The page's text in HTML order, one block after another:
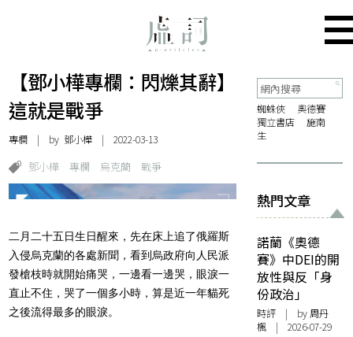
【鄧小樺專欄：閃爍其辭】
這就是戰爭
專欄 | by鄧小樺 | 2022-03-13
鄧小樺 專欄 烏克蘭 戰爭
二月二十五日生日醒來，先在床上追了俄羅斯
入侵烏克蘭的各處新聞，看到烏政府向人民派
發槍枝時就開始痛哭，一邊看一邊哭，眼淚一
直止不住，哭了一個多小時，算是近一年貓死
之後流得最多的眼淚。
蜘蛛俠
奧德賽
獨立書店
施南
生
熱門文章
諾蘭《奧德
賽》中DEI的開
放性與反「身
份政治」
時評 | by周丹
楓 | 2026-07-29